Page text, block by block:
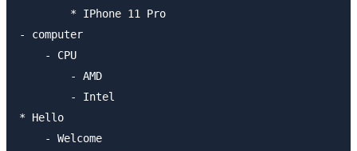
        * IPhone 11 Pro
- computer
    - CPU
        - AMD
        - Intel
* Hello
    - Welcome